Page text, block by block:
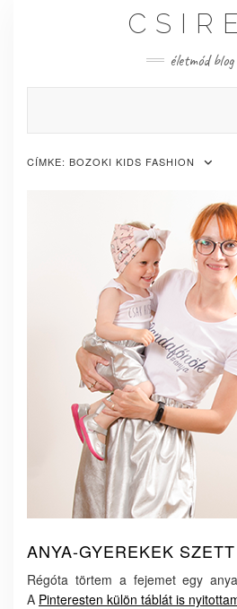
életmód blog
CÍMKE: BOZOKI KIDS FASHION
ANYA-GYEREKEK
Régóta törtem a fejemet egy
A Pinteresten külön táblát is